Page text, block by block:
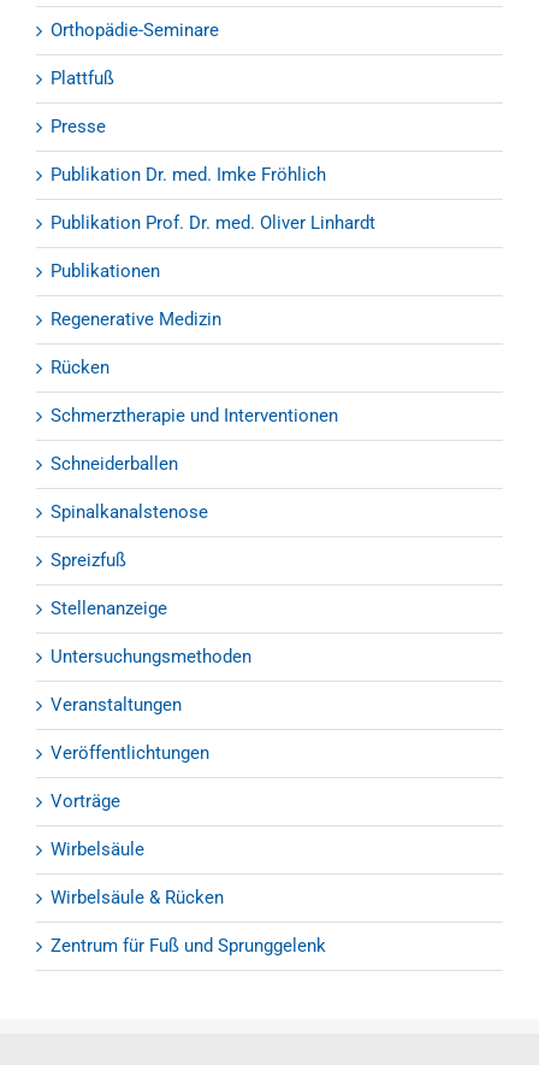
Orthopädie-Seminare
Plattfuß
Presse
Publikation Dr. med. Imke Fröhlich
Publikation Prof. Dr. med. Oliver Linhardt
Publikationen
Regenerative Medizin
Rücken
Schmerztherapie und Interventionen
Schneiderballen
Spinalkanalstenose
Spreizfuß
Stellenanzeige
Untersuchungsmethoden
Veranstaltungen
Veröffentlichtungen
Vorträge
Wirbelsäule
Wirbelsäule & Rücken
Zentrum für Fuß und Sprunggelenk